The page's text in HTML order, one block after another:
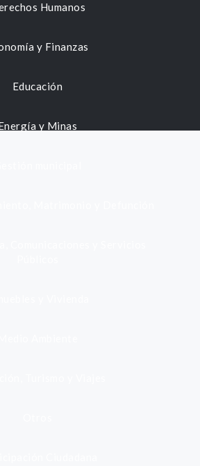
Humanos
y Finanzas
Educación
y Minas